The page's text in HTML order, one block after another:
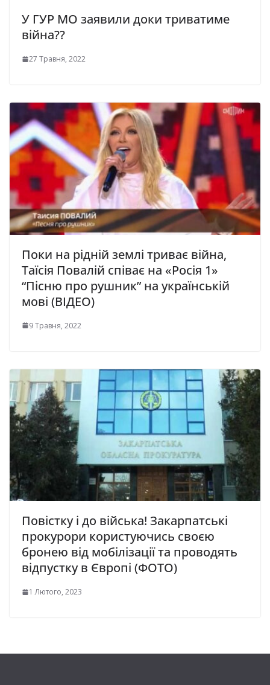
У ГУР МО заявили доки триватиме
війна??
27 Травня, 2022
Поки на рідній землі триває війна,
Таїсія Повалій співає на «Росія 1»
“Пісню про рушник” на українській
мові (ВІДЕО)
9 Травня, 2022
Повістку і до війська! Закарпатські
прокурори користуючись своєю
бронею від мобілізації та проводять
відпустку в Європі (ФОТО)
1 Лютого, 2023